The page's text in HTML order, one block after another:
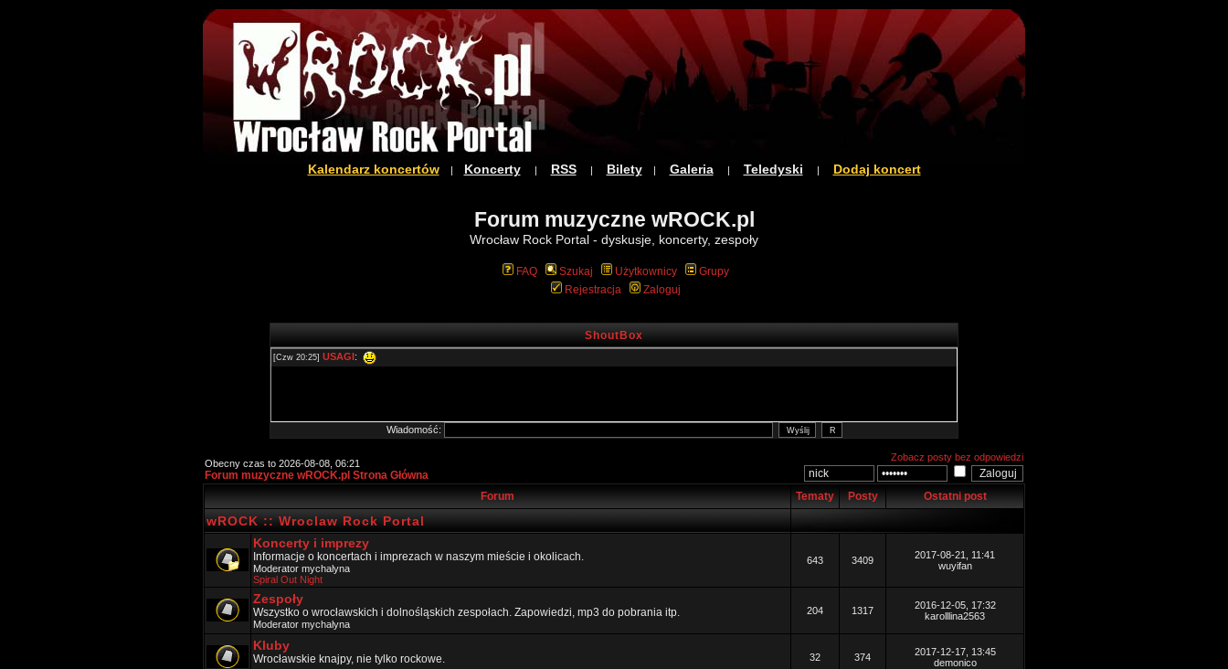
Kalendarz koncertów| Koncerty| RSS| Bilety| Galeria| Teledyski | Dodaj koncert
Forum muzyczne wROCK.pl
Wrocław Rock Portal - dyskusje, koncerty, zespoły
FAQ Szukaj Użytkownicy
Grupy
Rejestracja
Zaloguj
ShoutBox
Wiadomość:
Obecny czas to 2026-08-08, 06:21
Forum muzyczne wROCK.pl Strona Główna
Zobacz posty bez odpowiedzi
Forum Tematy Posty Ostatni post
wROCK :: Wroclaw Rock Portal
Koncerty i imprezy
Informacje o koncertach i imprezach w naszym mieście i okolicach.
Moderator mychalyna
Spiral Out Night
643 3409
2017-08-21, 11:41
wuyifan
Zespoły
Wszystko o wrocławskich i dolnośląskich zespołach. Zapowiedzi, mp3 do pobrania itp.
Moderator mychalyna
204 1317
2016-12-05, 17:32
karolllina2563
Kluby
Wrocławskie knajpy, nie tylko rockowe. 32 374
2017-12-17, 13:45
demonico